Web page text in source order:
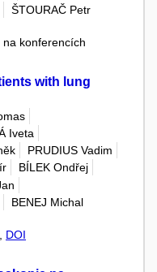
ŠTOURAČ Petr
konferencích
with lung
Iveta
PRUDIUS Vadim
BÍLEK Ondřej
BENEJ Michal
DOI